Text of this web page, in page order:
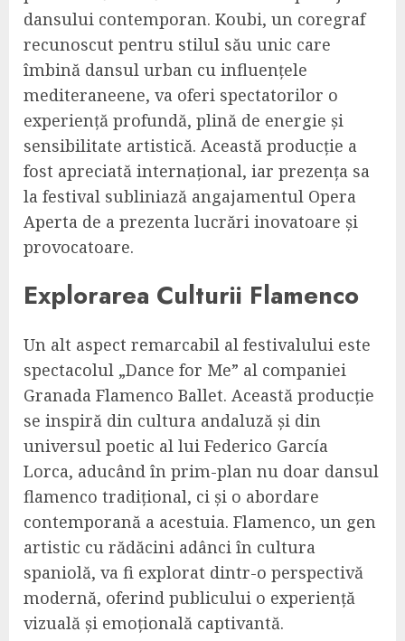
dansului contemporan. Koubi, un coregraf
recunoscut pentru stilul său unic care
îmbină dansul urban cu influențele
mediteraneene, va oferi spectatorilor o
experiență profundă, plină de energie și
sensibilitate artistică. Această producție a
fost apreciată internațional, iar prezența sa
la festival subliniază angajamentul Opera
Aperta de a prezenta lucrări inovatoare și
provocatoare.
Explorarea Culturii Flamenco
Un alt aspect remarcabil al festivalului este
spectacolul „Dance for Me” al companiei
Granada Flamenco Ballet. Această producție
se inspiră din cultura andaluză și din
universul poetic al lui Federico García
Lorca, aducând în prim-plan nu doar dansul
flamenco tradițional, ci și o abordare
contemporană a acestuia. Flamenco, un gen
artistic cu rădăcini adânci în cultura
spaniolă, va fi explorat dintr-o perspectivă
modernă, oferind publicului o experiență
vizuală și emoțională captivantă.